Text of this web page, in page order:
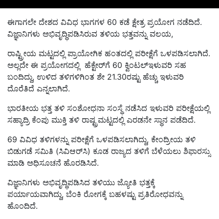
ಈಗಾಗಲೇ ದೇಶದ ವಿವಿಧ ಭಾಗಗಳ 60 ಕಡೆ ಕ್ಷೇತ್ರ ಪ್ರಯೋಗ ನಡೆದಿದೆ.
ವಿಜ್ಞಾನಿಗಳು ಅಭಿವೃದ್ಧಿಪಡಿಸಿರುವ ತಳಿಯ ಭತ್ತವನ್ನು ವಲಯ,
ರಾಷ್ಟ್ರೀಯ ಮಟ್ಟದಲ್ಲಿ ‍ಪ್ರಾಯೋಗಿಕ ಹಂತದಲ್ಲಿ ಪರೀಕ್ಷೆಗೆ ಒಳಪಡಿಸಲಾಗಿದೆ.
ಅಲ್ಲದೇ ಈ ಪ್ರಯೋಗದಲ್ಲಿ ಹೆಕ್ಟೇರ್‌ಗೆ 60 ಕ್ವಿಂಟಲ್‌ಇಳುವರಿ ಸಹ
ಬಂದಿದ್ದು, ಉಳಿದ ತಳಿಗಳಿಗಿಂತ ಶೇ 21.30ರಷ್ಟು ಹೆಚ್ಚು ಇಳುವರಿ
ದೊರೆತಿದೆ ಎನ್ನಲಾಗಿದೆ.
ಭಾರತೀಯ ಭತ್ತ ತಳಿ ಸಂಶೋಧನಾ ಸಂಸ್ಥೆ ನಡೆಸಿದ ಇಳುವರಿ ಪರೀಕ್ಷೆಯಲ್ಲಿ
ಸಹ್ಯಾದ್ರಿ ಕೆಂಪು ಮುಕ್ತಿ ತಳಿ ರಾಷ್ಟ್ರಮಟ್ಟದಲ್ಲಿ ಎರಡನೇ ಸ್ಥಾನ ಪಡೆದಿದೆ.
69 ವಿವಿಧ ತಳಿಗಳನ್ನು ಪರೀಕ್ಷೆಗೆ ಒಳಪಡಿಸಲಾಗಿದ್ದು, ಕೇಂದ್ರೀಯ ತಳಿ
ಬಿಡುಗಡೆ ಸಮಿತಿ (ಸಿವಿಆರ್‌ಸಿ) ಕೂಡ ರಾಜ್ಯದ ತಳಿಗೆ ಬೆಳೆಯಲು ಶಿಫಾರಸ್ಸು
ಮಾಡಿ ಅಧಿಸೂಚನೆ ಹೊರಡಿಸಿದೆ.
ವಿಜ್ಞಾನಿಗಳು ಅಭಿವೃದ್ಧಿಪಡಿಸಿದ ತಳಿಯು ಜ್ಯೋತಿ ಭತ್ತಕ್ಕೆ
ಪರ್ಯಾಯವಾಗಿದ್ದು, ಬೆಂಕಿ ರೋಗಕ್ಕೆ ಬಹಳಷ್ಟು ಪ್ರತಿರೋಧವನ್ನು
ಹೊಂದಿದೆ.